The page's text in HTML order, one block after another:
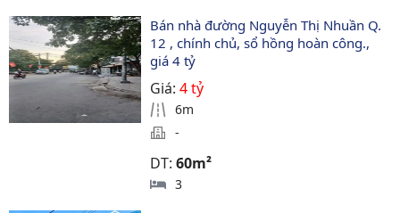
Bán nhà đường Nguyễn Thị Nhuần Q.
12 , chính chủ, sổ hồng hoàn công.,
giá 4 tỷ
Giá:4 tỷ
6m
-
DT:60m²
3